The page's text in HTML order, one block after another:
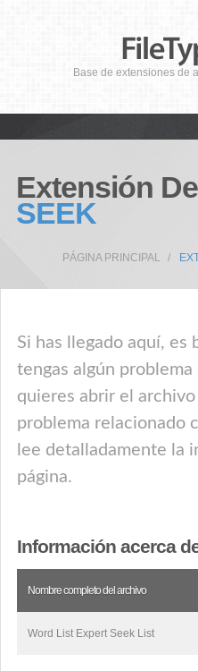
Base de extensiones de
Extensión
SEEK
PÁGINA PRINCIPAL
Si has llegado aquí, es
tengas algún problema
quieres abrir el
problema relacionado
lee detalladamente la
página.
Información acerca
Nombre completo del archivo
Word List Expert Seek List